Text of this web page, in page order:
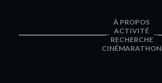
À PROPOS
ACTIVITÉ
RECHERCHE
CINÉMARATHON